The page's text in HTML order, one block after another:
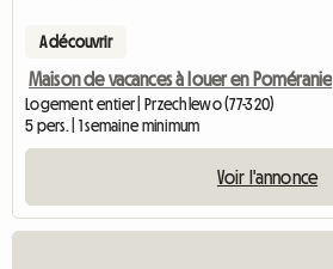
A découvrir
Maison de vacances à louer en Poméranie
Logement entier | Przechlewo (77-320)
5 pers. | 1 semaine minimum
Voir l'annonce